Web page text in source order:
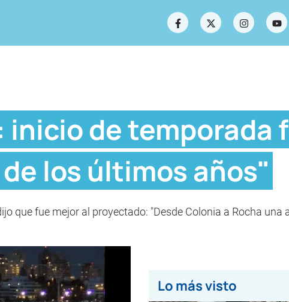
inicio de temporada
los últimos años"
que fue mejor al proyectado: "Desde Colonia a Rocha una
Lo más visto